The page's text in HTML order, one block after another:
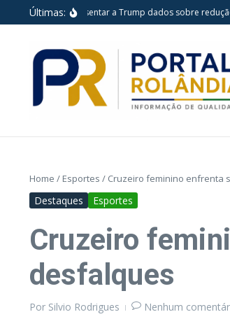
Ir para o conteúdo
Últimas:
apresentar a Trump dados sobre redução do
Home / Esportes / Cruzeiro feminino enfrenta
Destaques Esportes
Cruzeiro
desfalques
Por Silvio Rodrigues Nenhum